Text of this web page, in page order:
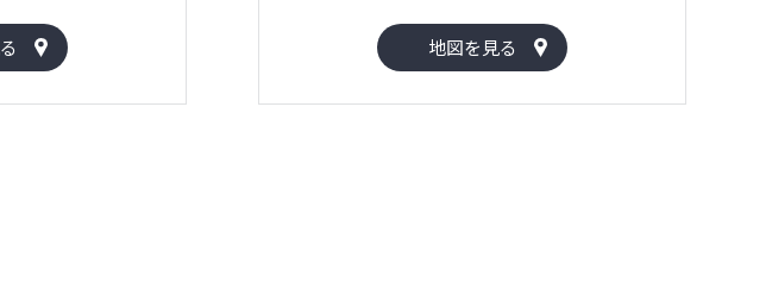
地図を見る